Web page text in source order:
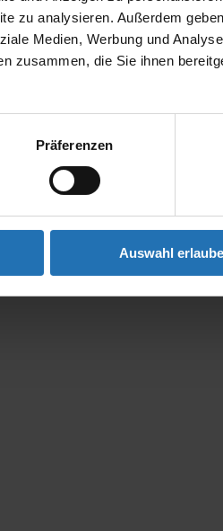
zu analysieren. Außerdem
Medien, Werbung und
zusammen, die Sie ihnen
Präferenzen
Auswahl